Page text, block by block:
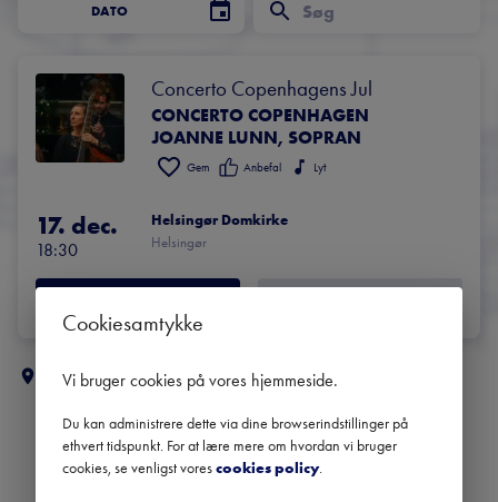
DATO
Concerto Copenhagens Jul
CONCERTO COPENHAGEN
JOANNE LUNN, SOPRAN
Gem Anbefal Lyt
17. dec.
18:30
Helsingør Domkirke
Helsingør
Flere klassiske koncerter iNordsjælland
Cookiesamtykke
Vi bruger cookies på vores hjemmeside.
Du kan administrere dette via dine browserindstillinger på
ethvert tidspunkt. For at lære mere om hvordan vi bruger
cookies, se venligst vorescookies policy.